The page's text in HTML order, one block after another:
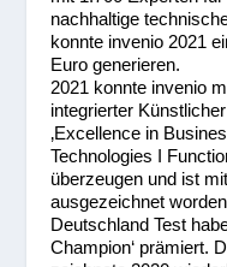
nachhaltige
konnte invenio 2021
Euro generieren.
2021 konnte invenio
integrierter
‚Excellence in
Technologies I
überzeugen und ist
ausgezeichnet
Deutschland Test
Champion‘ prämiert.